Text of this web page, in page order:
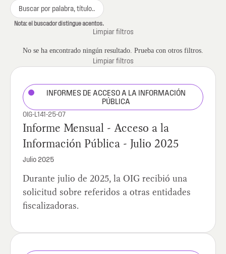
Nota: el buscador distingue acentos.
Limpiar filtros
No se ha encontrado ningún resultado. Prueba con otros filtros.
Limpiar filtros
INFORMES DE ACCESO A LA INFORMACIÓN
PÚBLICA
OIG-L141-25-07
Informe Mensual - Acceso a la
Información Pública - Julio 2025
Julio 2025
Durante julio de 2025, la OIG recibió una
solicitud sobre referidos a otras entidades
fiscalizadoras.